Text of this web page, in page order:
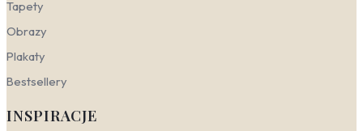
Tapety
Obrazy
Plakaty
Bestsellery
INSPIRACJE